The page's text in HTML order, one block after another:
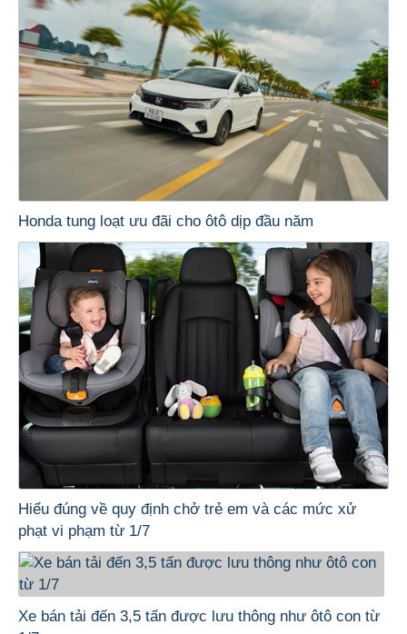
Honda tung loạt ưu đãi cho ôtô dịp đầu năm
Hiểu đúng về quy định chở trẻ em và các mức xử
phạt vi phạm từ 1/7
Xe bán tải đến 3,5 tấn được lưu thông như ôtô con từ